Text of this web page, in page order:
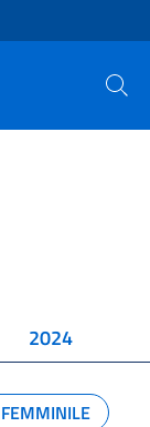
Cerca
2024